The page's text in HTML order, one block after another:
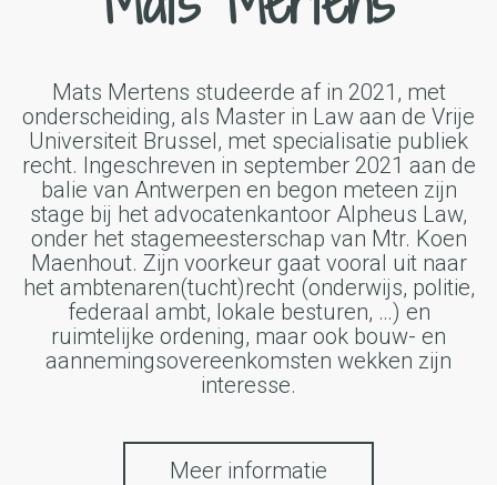
Mats Mertens studeerde af in 2021, met
onderscheiding, als Master in Law aan de Vrije
Universiteit Brussel, met specialisatie publiek
recht. Ingeschreven in september 2021 aan de
balie van Antwerpen en begon meteen zijn
stage bij het advocatenkantoor Alpheus Law,
onder het stagemeesterschap van Mtr. Koen
Maenhout. Zijn voorkeur gaat vooral uit naar
het ambtenaren(tucht)recht (onderwijs, politie,
federaal ambt, lokale besturen, …) en
ruimtelijke ordening, maar ook bouw- en
aannemingsovereenkomsten wekken zijn
interesse.
Meer informatie